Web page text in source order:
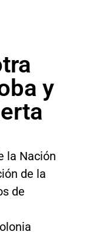
y
la Nación
de la
de